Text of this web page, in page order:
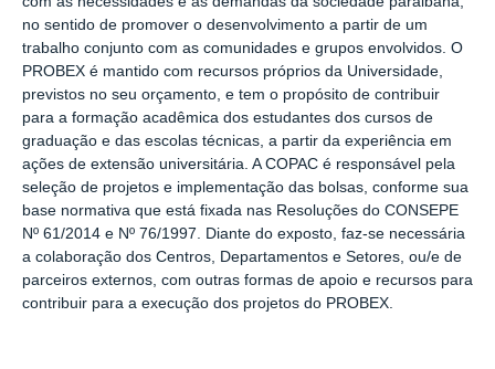
no sentido de promover o desenvolvimento a partir de um
trabalho conjunto com as comunidades e grupos envolvidos. O
PROBEX é mantido com recursos próprios da Universidade,
previstos no seu orçamento, e tem o propósito de contribuir
para a formação acadêmica dos estudantes dos cursos de
graduação e das escolas técnicas, a partir da experiência em
ações de extensão universitária. A COPAC é responsável pela
seleção de projetos e implementação das bolsas, conforme sua
base normativa que está fixada nas Resoluções do CONSEPE
Nº 61/2014 e Nº 76/1997. Diante do exposto, faz-se necessária
a colaboração dos Centros, Departamentos e Setores, ou/e de
parceiros externos, com outras formas de apoio e recursos para
contribuir para a execução dos projetos do PROBEX.